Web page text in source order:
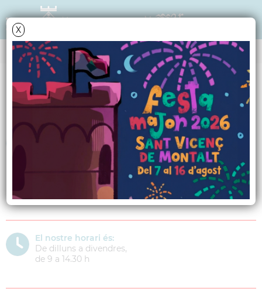
X
BENESTAR SOCIAL
Serveis Socials Bàsics
Ens trobareu a:
Av. Verge de Montserrat, s/n
08394 Sant Vicenç de Montalt
El nostre horari és:
De dilluns a divendres,
de 9 a 14.30 h